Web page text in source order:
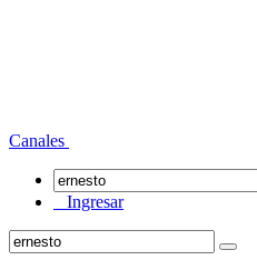
Canales
Ingresar